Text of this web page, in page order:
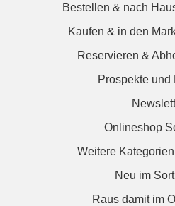
Bestellen & nach
Kaufen & in den
Reservieren &
Prospekte und
Onlineshop
Weitere
Neu im
Raus damit im